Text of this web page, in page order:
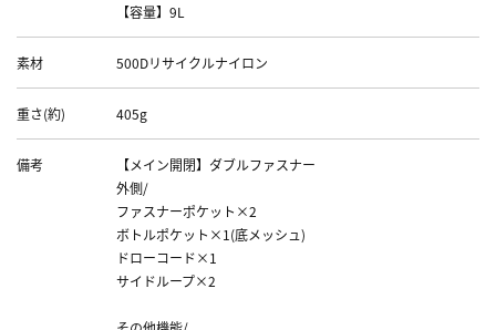
【容量】9L
素材 500Dリサイクルナイロン
重さ(約) 405g
備考
【メイン開閉】ダブルファスナー
外側/
ファスナーポケット×2
ボトルポケット×1(底メッシュ)
ドローコード×1
サイドループ×2